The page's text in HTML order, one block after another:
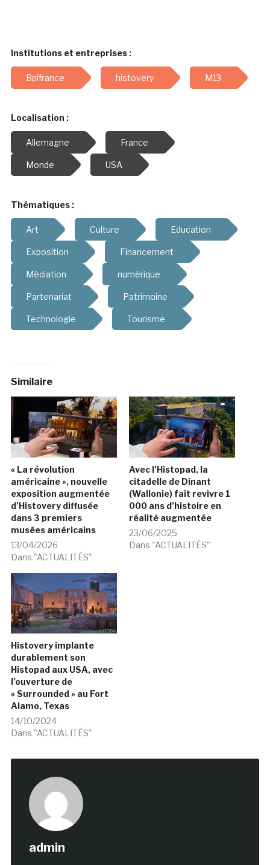
Institutions et entreprises :
Bpifrance histovery M13
Localisation :
Allemagne France
Monde USA
Thématiques :
Art Culture Education
Exposition Financement
Médiation numérique
Partenariat Patrimoine
Technologie Tourisme
Similaire
« La révolution
américaine », nouvelle
exposition augmentée
d’Histovery diffusée
dans 3 premiers
musées américains
13/04/2026
Dans "ACTUALITÉS"
Avec l’Histopad, la
citadelle de Dinant
(Wallonie) fait revivre 1
000 ans d’histoire en
réalité augmentée
23/06/2025
Dans "ACTUALITÉS"
Histovery implante
durablement son
Histopad aux USA, avec
l’ouverture de
« Surrounded » au Fort
Alamo, Texas
14/10/2024
Dans "ACTUALITÉS"
admin